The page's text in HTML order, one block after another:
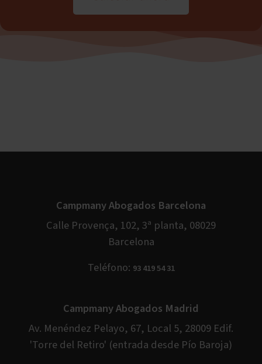
Campmany Abogados Barcelona
Calle Provença, 102, 3ª planta, 08029
Barcelona
Teléfono: 93 419 54 31
Campmany Abogados Madrid
Av. Menéndez Pelayo, 67, Local 5, 28009 Edif.
'Torre del Retiro' (entrada desde Pío Baroja)